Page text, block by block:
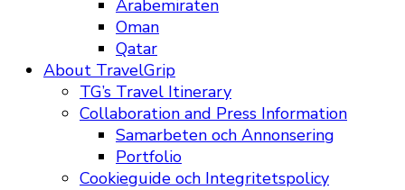
Arabemiraten
Oman
Qatar
About TravelGrip
TG’s Travel Itinerary
Collaboration and Press Information
Samarbeten och Annonsering
Portfolio
Cookieguide och Integritetspolicy